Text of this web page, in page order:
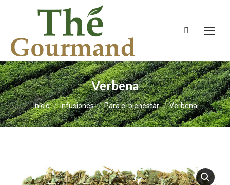
Buscar:
Verbena
Estás aquí:
Inicio Infusiones Para el bienestar Verbena